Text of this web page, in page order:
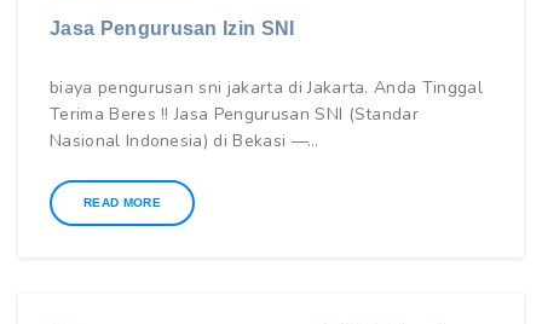
Jasa Pengurusan Izin SNI
biaya pengurusan sni jakarta di Jakarta. Anda Tinggal
Terima Beres !! Jasa Pengurusan SNI (Standar
Nasional Indonesia) di Bekasi —…
READ MORE